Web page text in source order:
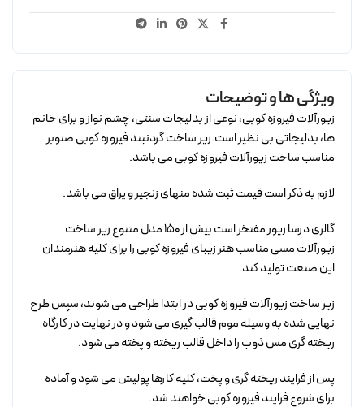
ویژگی ها و توضیحات
زیورآلات فیروزه کوبی، نوعی از بدلیجات سنتی، چشم نواز و برای خانم
ها، بدلیجاتی بی نظیر است.زیر ساخت گردنبند فیروزه کوبی صنوبر
مناسب ساخت زیورآلات فیروزه کوبی می باشد.
لازم به ذکر است قیمت ثبت شده منهای زنجیر و یراق می باشد.
گالری درسا زیور مفتخر است بیش از 150 مدل متنوع زیر ساخت
زیورآلات مسی مناسب هنر زیبای فیروزه کوبی را برای کلیه هنرمندان
این صنعت تولید کند.
زیر ساخت زیورآلات فیروزه کوبی در ابتدا طراحی می شوند، سپس طرح
نهایی شده به وسیله موم قالب گیری می شود و در نهایت در کارگاه
ریخته گری مس ذوب را داخل قالب ریخته و پخته می شود.
پس از فرایند ریخته گری و پخت، کلیه کارها پولیش می شود و آماده
برای شروع فرایند فیروزه کوبی خواهند شد.